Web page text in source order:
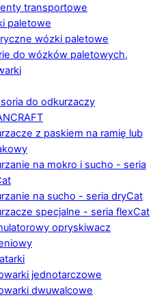
transportowe
paletowe
wózki paletowe
do wózków paletowych,
do odkurzaczy
z paskiem na ramię lub
na mokro i sucho - seria
na sucho - seria dryCat
specjalne - seria flexCat
opryskiwacz
jednotarczowe
dwuwalcowe